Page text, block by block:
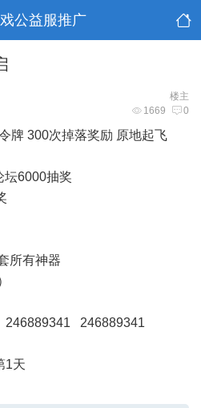
公益服推广
楼主
1669 0
牌 300次掉落奖励 原地起飞
坛6000抽奖
所有神器
246889341 246889341
1天